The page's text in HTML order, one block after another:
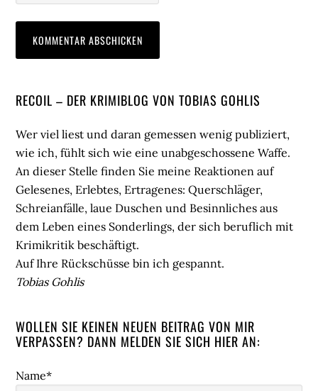
Seitenspalte
RECOIL – DER KRIMIBLOG VON TOBIAS GOHLIS
Wer viel liest und daran gemessen wenig publiziert,
wie ich, fühlt sich wie eine unabgeschossene Waffe.
An dieser Stelle finden Sie meine Reaktionen auf
Gelesenes, Erlebtes, Ertragenes: Querschläger,
Schreianfälle, laue Duschen und Besinnliches aus
dem Leben eines Sonderlings, der sich beruflich mit
Krimikritik beschäftigt.
Auf Ihre Rückschüsse bin ich gespannt.
Tobias Gohlis
WOLLEN SIE KEINEN NEUEN BEITRAG VON MIR
VERPASSEN? DANN MELDEN SIE SICH HIER AN:
Name*